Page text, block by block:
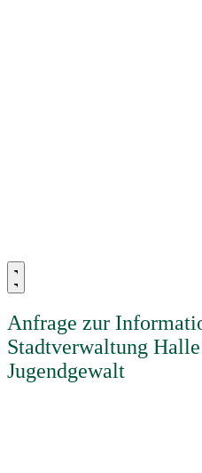
Anfrage zur
Stadtverwaltung
Jugendgewalt